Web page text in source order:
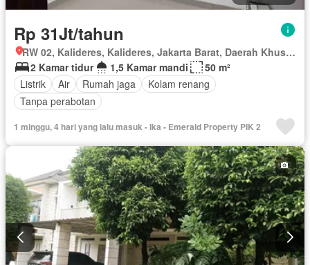
Rp 31Jt/tahun
RW 02, Kalideres, Kalideres, Jakarta Barat, Daerah Khusus Ibukota Jakarta
2 Kamar tidur
1,5 Kamar mandi
50 m²
Listrik
Air Rumah jaga
Kolam renang
Tanpa perabotan
1 minggu, 4 hari yang lalu masuk - Ika - Emerald Property PIK 2